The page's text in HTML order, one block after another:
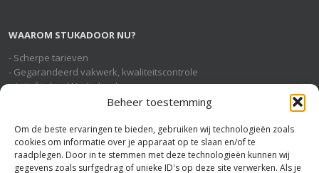
Beheer toestemming
Om de beste ervaringen te bieden, gebruiken wij technologieën zoals
cookies om informatie over je apparaat op te slaan en/of te
raadplegen. Door in te stemmen met deze technologieën kunnen wij
gegevens zoals surfgedrag of unieke ID's op deze site verwerken. Als je
WAAROM STUKADOOR NU?
- Scherpe tarieven
- Gegarandeerd vakwerk, kwaliteitscontrole
- Actief in heel Nederland
- Geheel gratis en vrijblijvende service
STUKADOOR NU OP SOCIAL MEDIA